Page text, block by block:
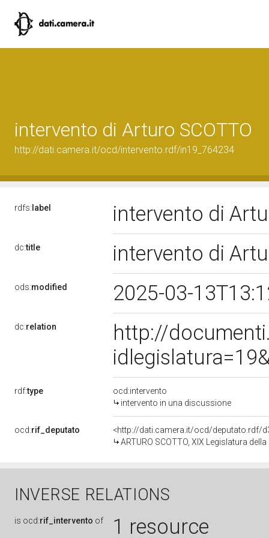
intervento di Arturo SCOTTO
http://dati.camera.it/ocd/intervento.rdf/in19_764234
rdfs: label intervento di
dc:title intervento di
ods:modified 2025-03-
dc:relation
http://
rdf:type
ocd:intervento
intervento in una discussione
ocd:rif_deputato
<http://dati.camera.it/ocd/deputato.rdf/
ARTURO SCOTTO, XIX Legislatura
INVERSE RELATIONS
is ocd:rif_intervento of 1 resource